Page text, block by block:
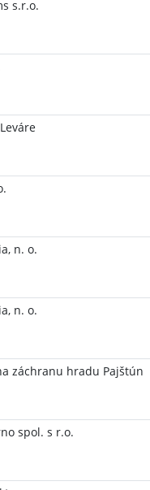
s.r.o.
n. o.
n. o.
záchranu hradu Pajštún
spol. s r.o.